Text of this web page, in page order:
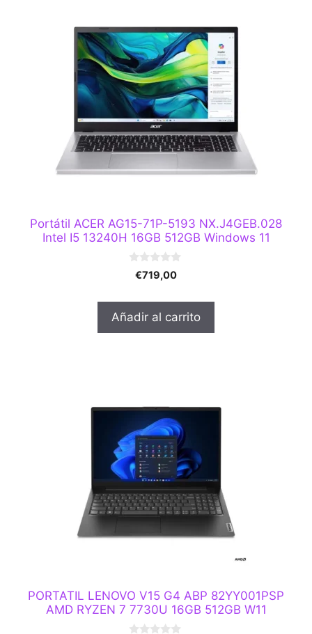
Portátil ACER AG15-71P-5193 NX.J4GEB.028
Intel I5 13240H 16GB 512GB Windows 11
5
€719,00
Añadir al carrito
PORTATIL LENOVO V15 G4 ABP 82YY001PSP
AMD RYZEN 7 7730U 16GB 512GB W11